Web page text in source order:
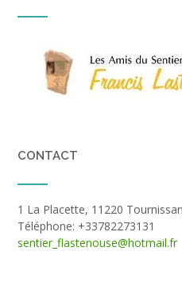
CONTACT
1 La Placette, 11220
Téléphone: +33782273131
sentier_flastenouse@hotmail.fr